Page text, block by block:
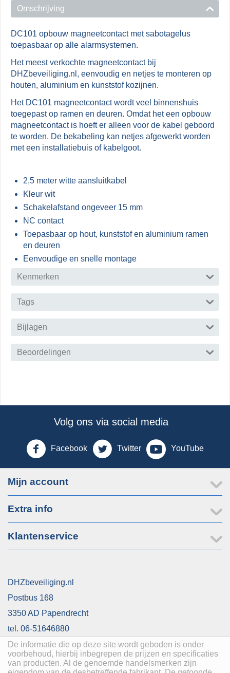
Omschrijving
DC101 opbouw magneetcontact met sabotagelus
toepasbaar op alle alarmsystemen.
Het meest verkochte magneetcontact bij
DHZbeveiliging.nl, eenvoudig en netjes te monteren op
houten, aluminium en kunststof kozijnen.
Het DC101 magneetcontact wordt veel binnenshuis
toegepast op ramen en deuren. Omdat het een opbouw
magneetcontact is hoeft er alleen voor de kabel geboord
te worden. De bekabeling kan netjes afgewerkt worden
met een installatiebuis of kabelgoot.
2,5 meter witte aansluitkabel
Kleur wit
Schakelafstand ongeveer 15 mm
NC contact
Toepasbaar op hout, kunststof en aluminium ramen
en deuren
Eenvoudige en snelle montage
Kenmerken
Tags
Bijlagen
Beoordelingen
Volg ons via social media
Facebook Twitter YouTube
Mijn account
Extra info
Klantenservice
DHZbeveiliging.nl
Postbus 168
3350 AD Papendrecht
tel. 06-51646880
De informatie die op deze site wordt geboden is onder
voorbehoud, hierbij inbegrepen de prijzen en specificaties
van producten. Al de genoemde handelsmerken zijn